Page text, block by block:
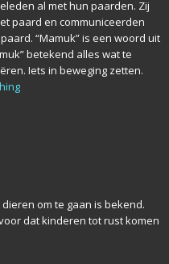
al met hun paarden. Zij
paard en communiceerden
“Mamuk” is een woord uit
betekend alles wat te
Iets in beweging zetten.
om te gaan is bekend.
dat kinderen tot rust komen